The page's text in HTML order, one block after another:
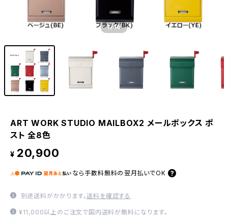
1/16
ART WORK STUDIO MAILBOX2 メールボックス ポ
スト 全8色
¥ 20,900
なら 手数料無料の 翌月払いでOK
別途送料がかかります。送料を確認する
¥11,000以上のご注文で国内送料が無料になります。